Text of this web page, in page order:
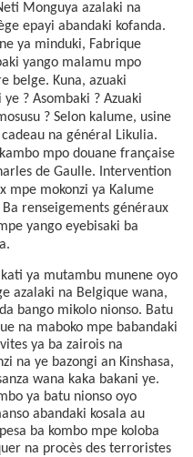
Monguya azalaki na
epayi abandaki kofanda.
ya minduki, Fabrique
yango malamu mpo
belge. Kuna, azuaki
? Asombaki ? Azuaki
? Selon kalume, usine
na général Likulia.
mpo douane française
de Gaulle. Intervention
mpe mokonzi ya Kalume
renseigements généraux
yango eyebisaki ba
ya mutambu munene oyo
azalaki na Belgique wana,
bango mikolo nionso. Batu
na maboko mpe babandaki
ya ba zairois na
na ye bazongi an Kinshasa,
wana kaka bakani ye.
ya batu nionso oyo
abandaki kosala au
ba kombo mpe koloba
na procès des terroristes